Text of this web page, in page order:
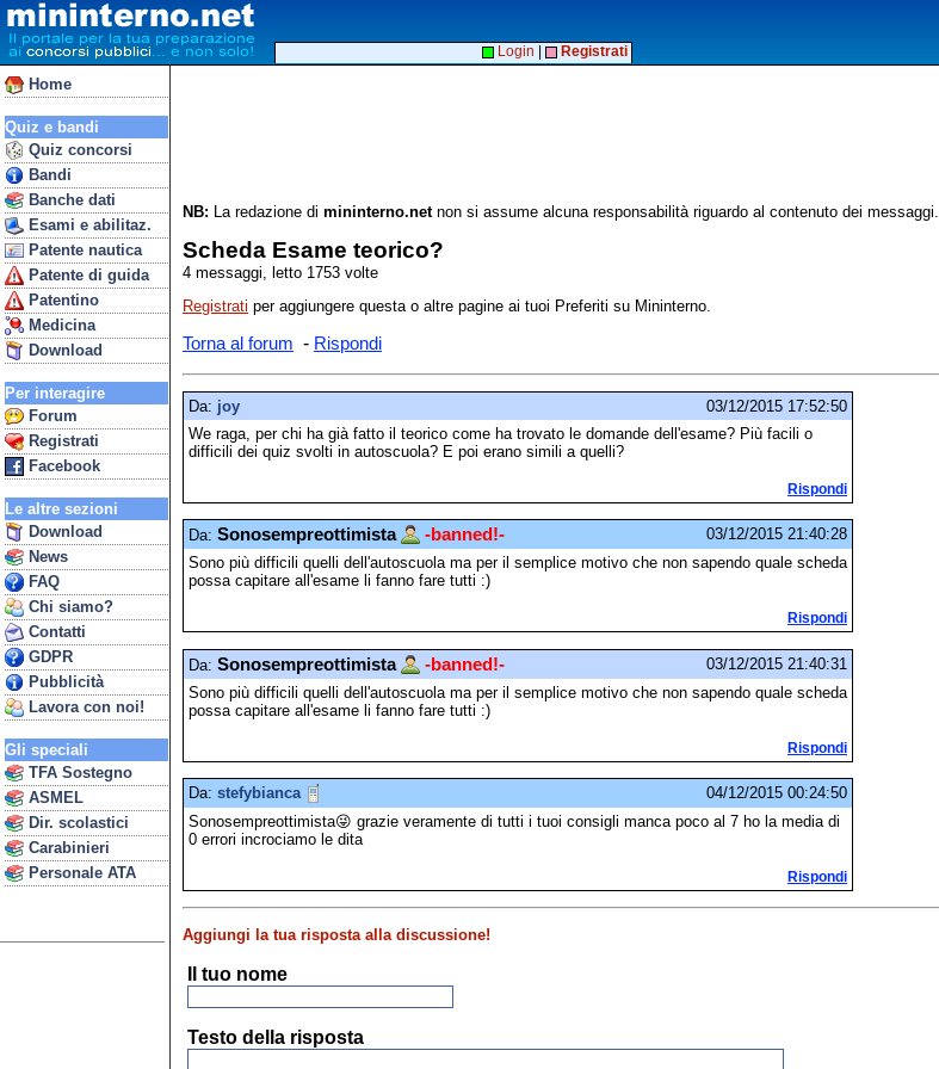
Home
Quiz e bandi
Quiz concorsi
Bandi
Banche dati
Esami e abilitaz.
Patente nautica
Patente di guida
Patentino
Medicina
Download
Per interagire
Forum
Registrati
Facebook
Le altre sezioni
Download
News
FAQ
Chi siamo?
Contatti
GDPR
Pubblicità
Lavora con noi!
Gli speciali
TFA Sostegno
ASMEL
Dir. scolastici
Carabinieri
Personale ATA
Login Registrati
NB: La redazione di mininterno.netnon si assume alcuna responsabilità riguardo al contenuto dei messaggi.
Scheda Esame teorico?
4 messaggi, letto 1753 volte
Registrati per aggiungere questa o altre pagine ai tuoi Preferiti su Mininterno.
Torna al forum - Rispondi
Da: joy
03/12/2015 17:52:50
We raga, per chi ha già fatto il teorico come ha trovato le domande dell'esame? Più facili o
difficili dei quiz svolti in autoscuola? E poi erano simili a quelli?
Rispondi
Da: Sonosempreottimista -banned!-
03/12/2015 21:40:28
Sono più difficili quelli dell'autoscuola ma per il semplice motivo che non sapendo quale scheda
possa capitare all'esame li fanno fare tutti :)
Rispondi
Da: Sonosempreottimista -banned!-
03/12/2015 21:40:31
Sono più difficili quelli dell'autoscuola ma per il semplice motivo che non sapendo quale scheda
possa capitare all'esame li fanno fare tutti :)
Rispondi
Da: stefybianca
04/12/2015 00:24:50
Sonosempreottimista😜 grazie veramente di tutti i tuoi consigli manca poco al 7 ho la media di
0 errori incrociamo le dita
Rispondi
Aggiungi la tua risposta alla discussione!
Il tuo nome
Testo della risposta